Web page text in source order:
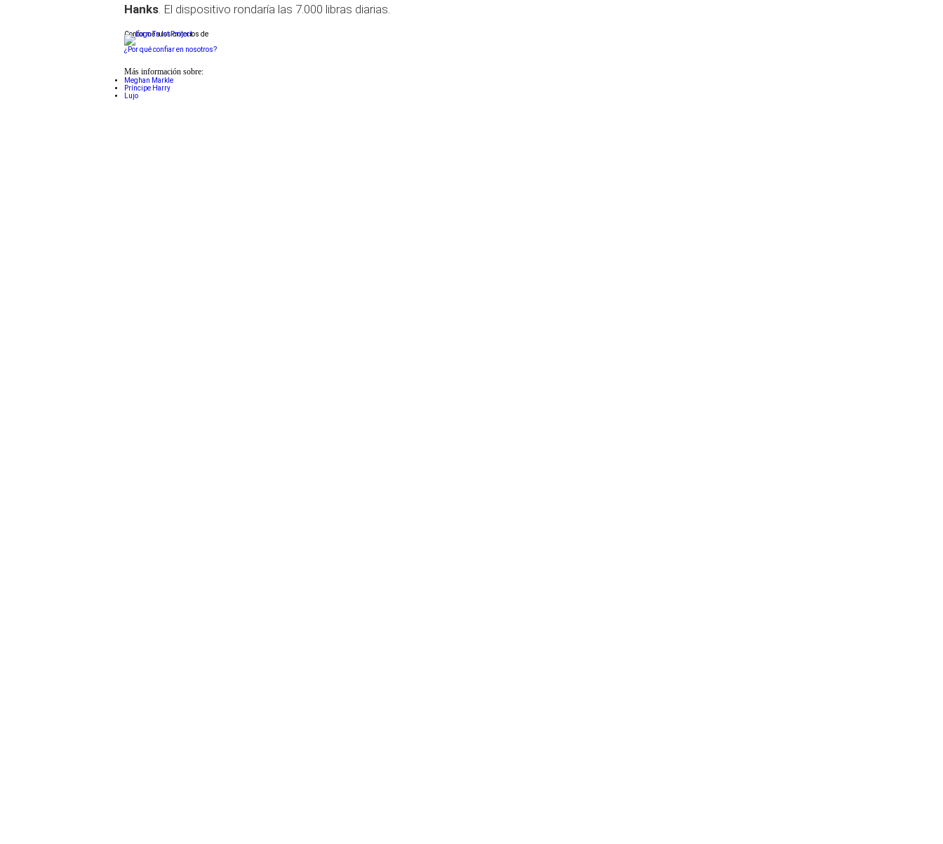
Hanks. El dispositivo rondaría las 7.000 libras diarias.
Conforme a los criterios de
¿Por qué confiar en nosotros?
Más información sobre:
Meghan Markle
Príncipe Harry
Lujo